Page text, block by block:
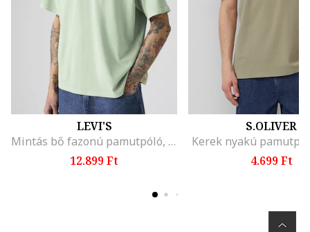
LEVI'S
Mintás bő fazonú pamutpóló, Halványzöld
12.899 Ft
S.OLIVER
Kerek nyakú
4.699 Ft